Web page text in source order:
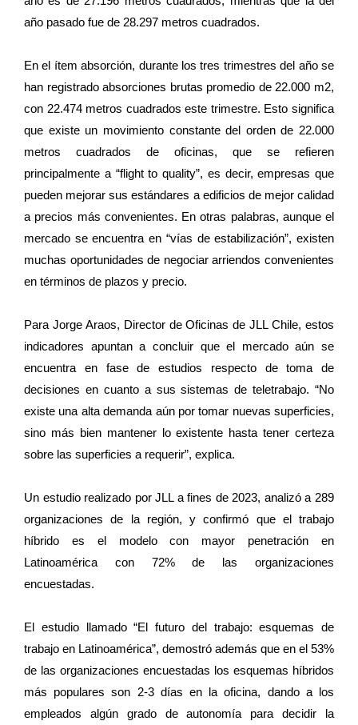
año pasado fue de 28.297 metros cuadrados.
En el ítem absorción, durante los tres trimestres del año se
han registrado absorciones brutas promedio de 22.000 m2,
con 22.474 metros cuadrados este trimestre. Esto significa
que existe un movimiento constante del orden de 22.000
metros cuadrados de oficinas, que se refieren
principalmente a “flight to quality”, es decir, empresas que
pueden mejorar sus estándares a edificios de mejor calidad
a precios más convenientes. En otras palabras, aunque el
mercado se encuentra en “vías de estabilización”, existen
muchas oportunidades de negociar arriendos convenientes
en términos de plazos y precio.
Para Jorge Araos, Director de Oficinas de JLL Chile, estos
indicadores apuntan a concluir que el mercado aún se
encuentra en fase de estudios respecto de toma de
decisiones en cuanto a sus sistemas de teletrabajo. “No
existe una alta demanda aún por tomar nuevas superficies,
sino más bien mantener lo existente hasta tener certeza
sobre las superficies a requerir”, explica.
Un estudio realizado por JLL a fines de 2023, analizó a 289
organizaciones de la región, y confirmó que el trabajo
híbrido es el modelo con mayor penetración en
Latinoamérica con 72% de las organizaciones
encuestadas.
El estudio llamado “El futuro del trabajo: esquemas de
trabajo en Latinoamérica”, demostró además que en el 53%
de las organizaciones encuestadas los esquemas híbridos
más populares son 2-3 días en la oficina, dando a los
empleados algún grado de autonomía para decidir la